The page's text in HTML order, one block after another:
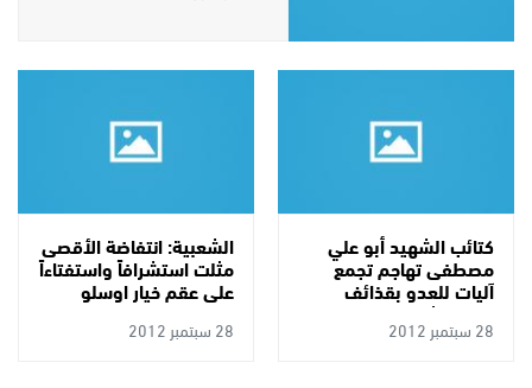
كتائب الشهيد أبو علي
مصطفى تهاجم تجمع
آليات للعدو بقذائف
الهاون شرق ملكة28 سبتمبر 2012
الشعبية: انتفاضة الأقصى
مثلت استشرافاً واستفتاءاً
على عقم خيار اوسلو
28 سبتمبر 2012